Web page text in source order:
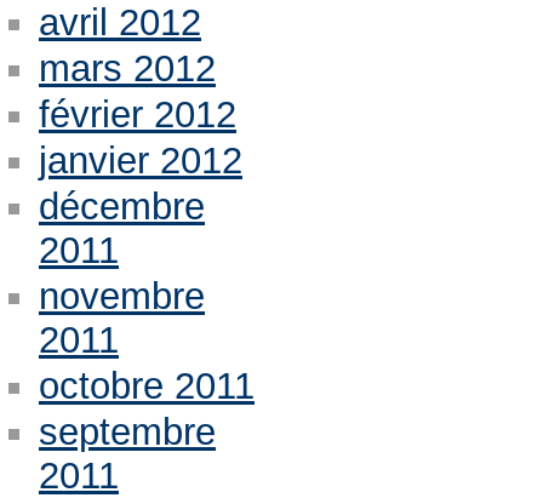
avril 2012
mars 2012
février 2012
janvier 2012
décembre
2011
novembre
2011
octobre 2011
septembre
2011